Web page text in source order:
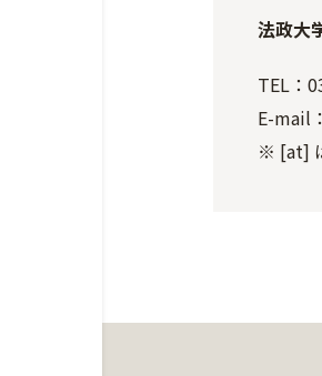
法政大
TEL：
E-mail
※ [at]